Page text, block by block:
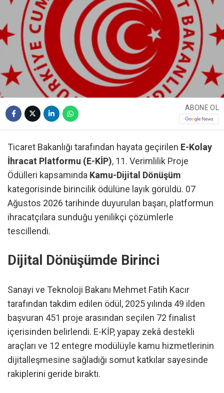
ABONE OL
Ticaret Bakanlığı tarafından hayata geçirilen E-Kolay
İhracat Platformu (E-KİP), 11. Verimlilik Proje
Ödülleri kapsamında Kamu-Dijital Dönüşüm
kategorisinde birincilik ödülüne layık görüldü. 07
Ağustos 2026 tarihinde duyurulan başarı, platformun
ihracatçılara sunduğu yenilikçi çözümlerle
tescillendi.
Dijital Dönüşümde Birinci
Sanayi ve Teknoloji Bakanı Mehmet Fatih Kacır
tarafından takdim edilen ödül, 2025 yılında 49 ilden
başvuran 451 proje arasından seçilen 72 finalist
içerisinden belirlendi. E-KİP, yapay zekâ destekli
araçları ve 12 entegre modülüyle kamu hizmetlerinin
dijitalleşmesine sağladığı somut katkılar sayesinde
rakiplerini geride bıraktı.